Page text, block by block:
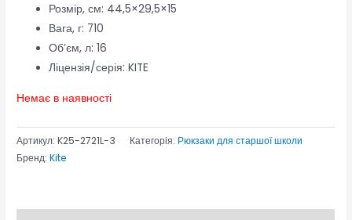
Розмір, см: 44,5×29,5×15
Вага, г: 710
Об’єм, л:16
Ліцензія/серія:KITE
Немає в наявності
Артикул:K25-2721L-3 Категорія: Рюкзаки для старшої школи
Бренд:Kite